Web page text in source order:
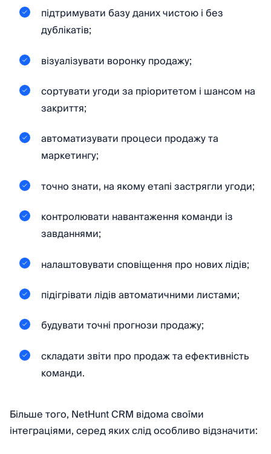
підтримувати базу даних чистою і без
дублікатів;
візуалізувати воронку продажу;
сортувати угоди за пріоритетом і шансом на
закриття;
автоматизувати процеси продажу та
маркетингу;
точно знати, на якому етапі застрягли угоди;
контролювати навантаження команди із
завданнями;
налаштовувати сповіщення про нових лідів;
підігрівати лідів автоматичними листами;
будувати точні прогнози продажу;
складати звіти про продаж та ефективність
команди.
Більше того, NetHunt CRM відома своїми
інтеграціями, серед яких слід особливо відзначити: